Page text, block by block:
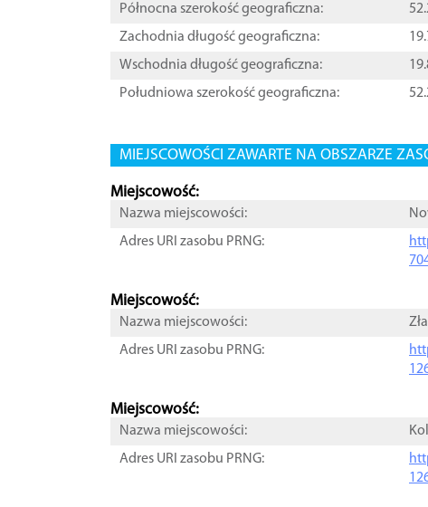
Północna szerokość geograficzna:
Zachodnia długość geograficzna:
Wschodnia długość geograficzna:
Południowa szerokość geograficzna:
MIEJSCOWOŚCI ZAWARTE NA OBSZARZE
Miejscowość:
Nazwa miejscowości:
Adres URI zasobu PRNG:
Miejscowość:
Nazwa miejscowości:
Adres URI zasobu PRNG:
Miejscowość:
Nazwa miejscowości:
Adres URI zasobu PRNG: